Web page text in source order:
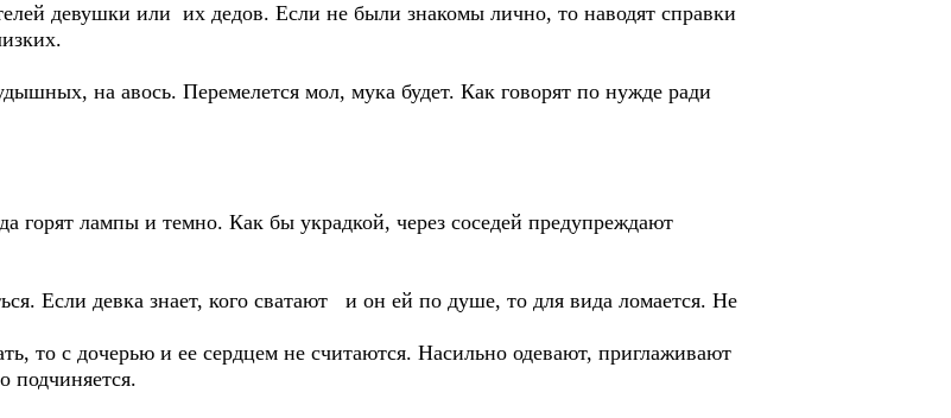
девушки или их дедов. Если не были знакомы лично, то наводят справки
на авось. Перемелется мол, мука будет. Как говорят по нужде ради
горят лампы и темно. Как бы украдкой, через соседей предупреждают
Если девка знает, кого сватают и он ей по душе, то для вида ломается. Не
то с дочерью и ее сердцем не считаются. Насильно одевают, приглаживают
подчиняется.